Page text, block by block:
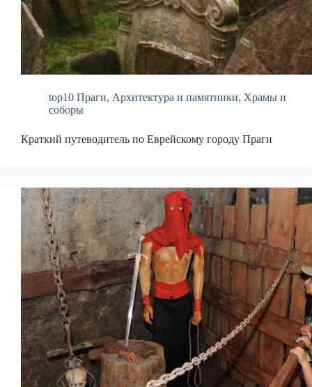
top10 Праги, Архитектура и памятники, Храмы и
соборы
Краткий путеводитель по Еврейскому городу Праги